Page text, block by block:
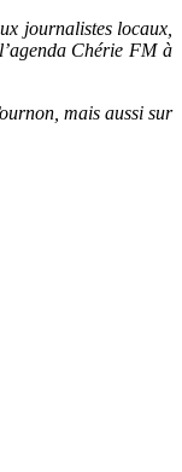
journalistes locaux,
Chérie FM à
mais aussi sur